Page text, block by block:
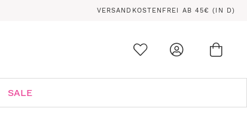
VERSANDKOSTENFREI AB 45€ (IN D)
SALE